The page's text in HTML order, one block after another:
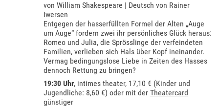
von William Shakespeare | Deutsch von Rainer
Iwersen
Entgegen der hasserfüllten Formel der Alten „Auge
um Auge“ fordern zwei ihr persönliches Glück heraus:
Romeo und Julia, die Sprösslinge der verfeindeten
Familien, verlieben sich Hals über Kopf ineinander.
Vermag bedingungslose Liebe in Zeiten des Hasses
dennoch Rettung zu bringen?
19:30 Uhr, intimes theater, 17,10 € (Kinder und
Jugendliche: 8,60 €) oder mit derTheatercard
günstiger